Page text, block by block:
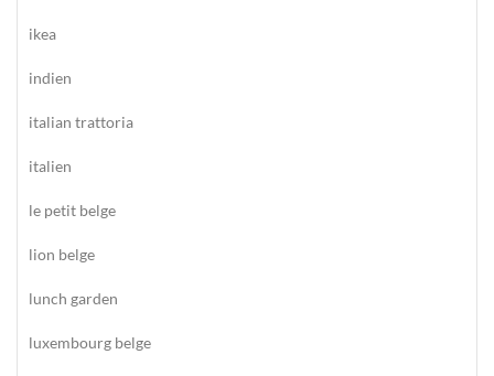
ikea
indien
italian trattoria
italien
le petit belge
lion belge
lunch garden
luxembourg belge